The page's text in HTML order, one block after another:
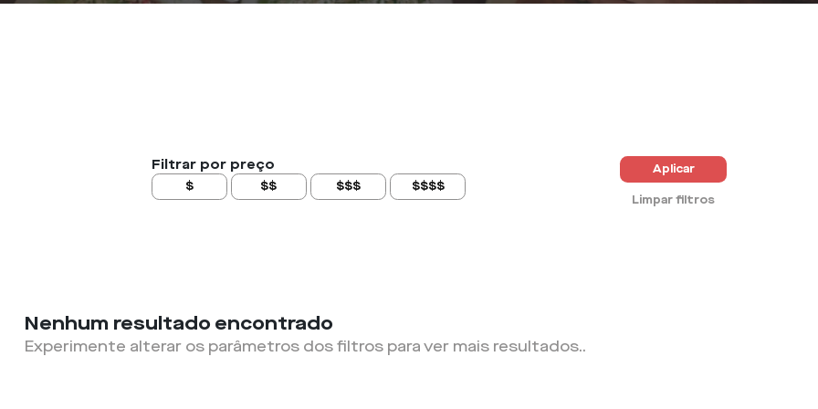
Filtrar por preço
$ $$ $$$ $$$$
Aplicar
Limpar filtros
Nenhum resultado encontrado
Experimente alterar os parâmetros dos filtros para ver mais resultados..